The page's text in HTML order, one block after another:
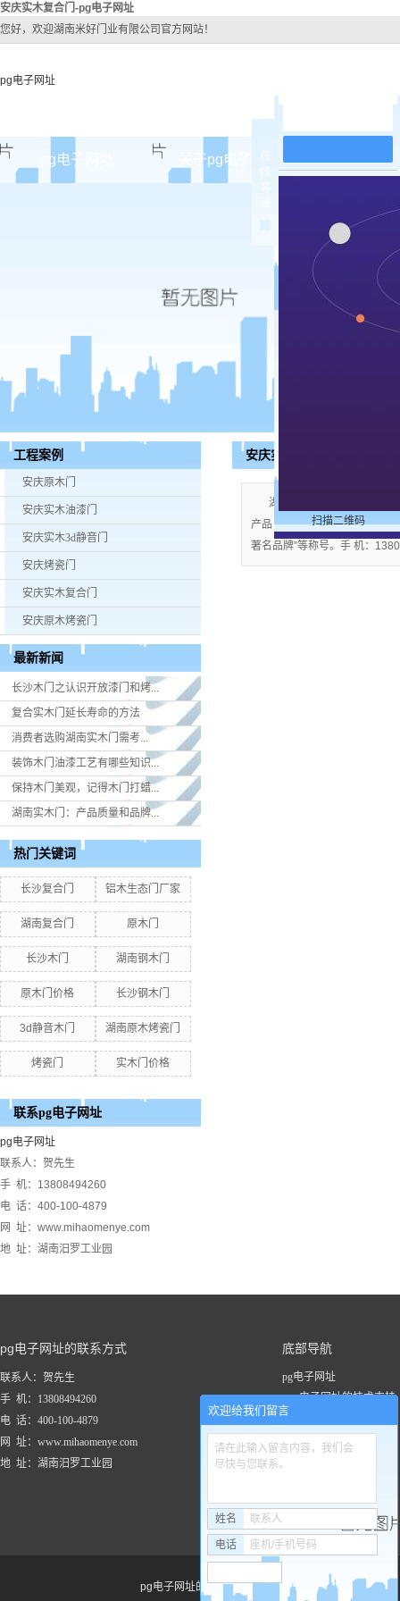
安庆实木复合门-pg电子网址
您好，欢迎湖南米好门业有限公司官方网站！
pg电子网址
pg电子网址 关于pg电子网址
公司团队
pg电子网址
安庆实木
安庆实木
安庆烤
安庆实木
工程案例
安庆原木门
安庆实木油漆门
安庆实木3d静音门
安庆烤瓷门
安庆实木复合门
安庆原木烤瓷门
最新新闻
长沙木门之认识开放漆门和烤...
复合实木门延长寿命的方法
消费者选购湖南实木门​需考...
装饰木门油漆工艺有哪些知识...
保持木门美观，记得木门打蜡...
湖南实木门：产品质量和品牌...
热门关键词
长沙复合门 铝木生态门厂家
湖南复合门 原木门
长沙木门 湖南钢木门
原木门价格 长沙钢木门
3d静音木门 湖南原木烤瓷门
烤瓷门 实木门价格
联系pg电子网址
pg电子网址
联系人：贺先生
手 机：13808494260
电 话：400-100-4879
网 址：www.mihaomenye.com
地 址：湖南汨罗工业园
安庆实木复合门
湖南米好门业有限公司公
产品；企业视产品质量为生命
著名品牌”等称号。手 机：
pg电子网址的联系方式
联系人：贺先生
手 机：13808494260
电 话：400-100-4879
网 址：www.mihaomenye.com
地 址：湖南汨罗工业园
底部导航
pg电子网址
pg电子网址的技术支持
关于pg电子网址
工程案例
pg电子网址的友情链接：
在
扫描二维码
欢迎给我们留言
请在此输入留言内容，我们会
尽快与您联系。
姓名 联系人
电话 座机/手机号码